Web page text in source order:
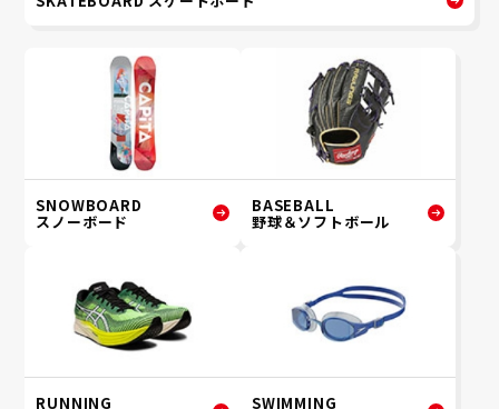
SNOWBOARD
スノーボード
BASEBALL
野球＆ソフトボール
RUNNING SWIMMING